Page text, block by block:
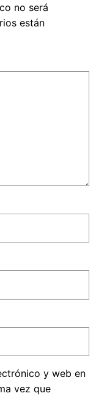
no será
están
y web en
vez que